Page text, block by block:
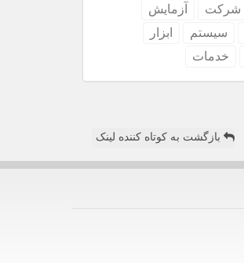
شركت
آزمایش
سیستم
ابزار
خدمات
بازگشت به کوتاه کننده لینک